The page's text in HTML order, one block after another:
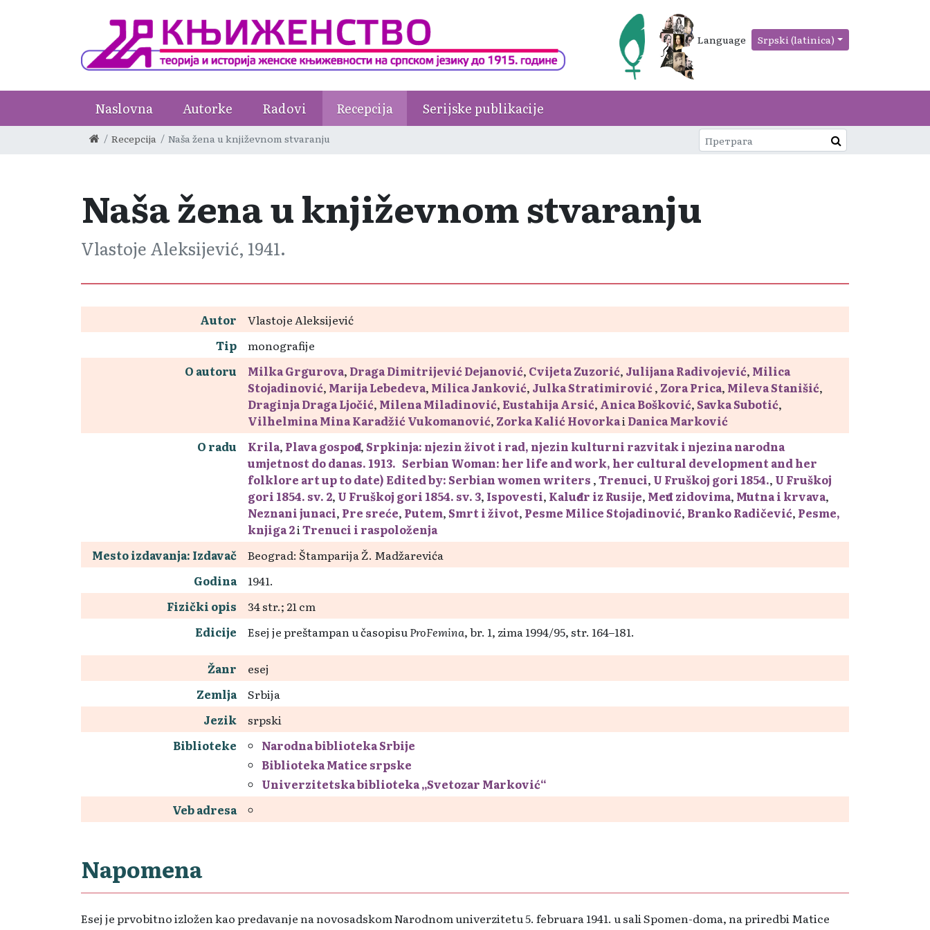
Language Srpski (latinica)
Naslovna Autorke Radovi Recepcija Serijske publikacije
Recepcija Naša žena u književnom stvaranju
Naša žena u književnom stvaranju
Vlastoje Aleksijević, 1941.
Autor
Vlastoje Aleksijević
Tip
monografije
O autoru
Milka Grgurova, Draga Dimitrijević Dejanović, Cvijeta Zuzorić, Julijana Radivojević, Milica
Stojadinović, Marija Lebedeva, Milica Janković, Julka Stratimirović, Zora Prica, Mileva Stanišić,
Draginja Draga Ljočić, Milena Miladinović, Eustahija Arsić, Anica Bošković,Savka Subotić,
Vilhelmina Mina Karadžić Vukomanović, Zorka Kalić HovorkaiDanica Marković
O radu
Krila, Plava gospođa,Srpkinja: njezin život i rad, njezin kulturni razvitak i njezina narodna
umjetnost do danas. 1913. Serbian Woman: her life and work, her cultural development and her
folklore art up to date) Edited by: Serbian women writers ,Trenuci, U Fruškoj gori 1854., U Fruškoj
gori 1854. sv. 2, U Fruškoj gori 1854. sv. 3, Ispovesti, Kaluđer iz Rusije, Među zidovima, Mutna i krvava,
Neznani junaci, Pre sreće, Putem,Smrt i život, Pesme Milice Stojadinović, Branko Radičević, Pesme,
knjiga 2iTrenuci i raspoloženja
Mesto izdavanja: Izdavač
Beograd: Štamparija Ž. Madžarevića
Godina
1941.
Fizički opis
34 str.; 21 cm
Edicije
Esej je preštampan u časopisuProFemina, br. 1, zima 1994/95, str. 164–181.
Žanr
esej
Zemlja
Srbija
Jezik
srpski
Biblioteke
Narodna biblioteka Srbije
Biblioteka Matice srpske
Univerzitetska biblioteka „Svetozar Marković“
Veb adresa
Napomena
Esej je prvobitno izložen kao predavanje na novosadskom Narodnom univerzitetu 5. februara 1941. u sali Spomen-doma, na priredbi Matice